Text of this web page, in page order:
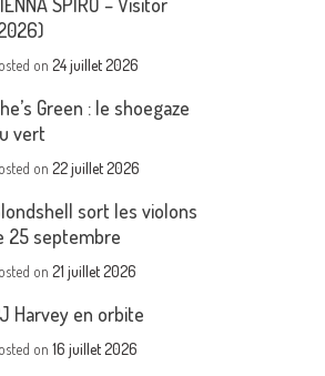
on24 juillet 2026
Green : le shoegaze
vert
on22 juillet 2026
sort les violons
25 septembre
on21 juillet 2026
Harvey en orbite
on16 juillet 2026